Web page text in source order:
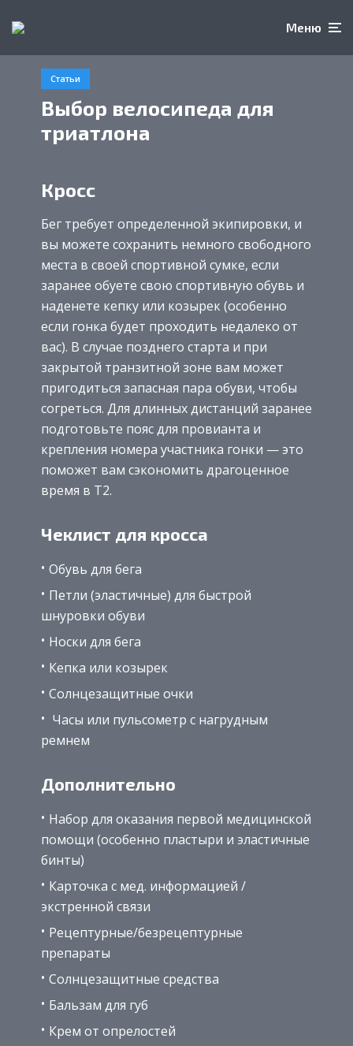
Меню
Статьи
Выбор велосипеда для
триатлона
Кросс
Бег требует определенной экипировки, и
вы можете сохранить немного свободного
места в своей спортивной сумке, если
заранее обуете свою спортивную обувь и
наденете кепку или козырек (особенно
если гонка будет проходить недалеко от
вас). В случае позднего старта и при
закрытой транзитной зоне вам может
пригодиться запасная пара обуви, чтобы
согреться. Для длинных дистанций заранее
подготовьте пояс для провианта и
крепления номера участника гонки — это
поможет вам сэкономить драгоценное
время в Т2.
Чеклист для кросса
Обувь для бега
Петли (эластичные) для быстрой
шнуровки обуви
Носки для бега
Кепка или козырек
Солнцезащитные очки
Часы или пульсометр с нагрудным
ремнем
Дополнительно
Набор для оказания первой медицинской
помощи (особенно пластыри и эластичные
бинты)
Карточка с мед. информацией /
экстренной связи
Рецептурные/безрецептурные
препараты
Солнцезащитные средства
Бальзам для губ
Крем от опрелостей